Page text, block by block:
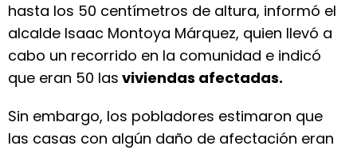
hasta los 50 centímetros de altura, informó el
alcalde Isaac Montoya Márquez, quien llevó a
cabo un recorrido en la comunidad e indicó
que eran 50 las viviendas afectadas.
Sin embargo, los pobladores estimaron que
las casas con algún daño de afectación eran